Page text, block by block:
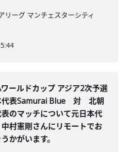
ーグ マンチェスターシティ
ワールドカップ アジア2次予選
代表Samurai Blue 対 北朝
のマッチについて元日本代
村憲剛さんにリモートでお
かがいます。